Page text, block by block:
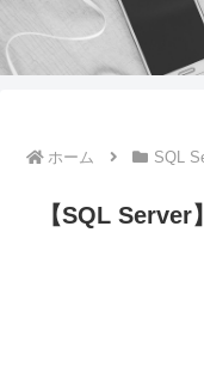
ホーム SQL
【SQL Server